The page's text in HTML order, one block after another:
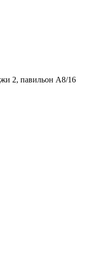
2, павильон А8/16